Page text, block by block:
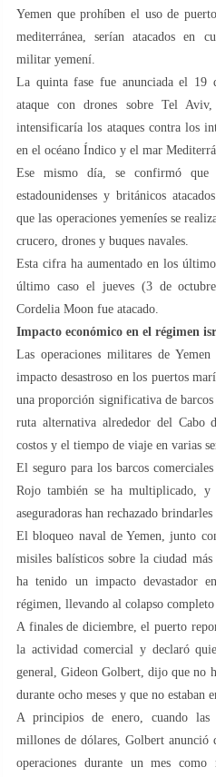
Yemen que prohíben el uso de
mediterránea, serían atacados en
militar yemení.
La quinta fase fue anunciada el 19
ataque con drones sobre Tel
intensificaría los ataques contra los
en el océano Índico y el mar
Ese mismo día, se confirmó que
estadounidenses y británicos
que las operaciones yemeníes se
crucero, drones y buques navales.
Esta cifra ha aumentado en los
último caso el jueves (3 de
Cordelia Moon fue atacado.
Impacto económico en el régimen
Las operaciones militares de
impacto desastroso en los puertos
una proporción significativa de
ruta alternativa alrededor del Cabo
costos y el tiempo de viaje en varias
El seguro para los barcos
Rojo también se ha multiplicado, y
aseguradoras han rechazado
El bloqueo naval de Yemen, junto
misiles balísticos sobre la ciudad
ha tenido un impacto devastador
régimen, llevando al colapso
A finales de diciembre, el puerto
la actividad comercial y declaró
general, Gideon Golbert, dijo que no
durante ocho meses y que no estaban
A principios de enero, cuando las
millones de dólares, Golbert anunció
operaciones durante un mes